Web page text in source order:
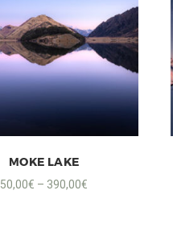
MOKE LAKE
50,00€ – 390,00€